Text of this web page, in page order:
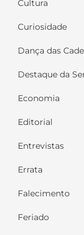
Cultura
Curiosidade
Dança das
Destaque da
Economia
Editorial
Entrevistas
Errata
Falecimento
Feriado